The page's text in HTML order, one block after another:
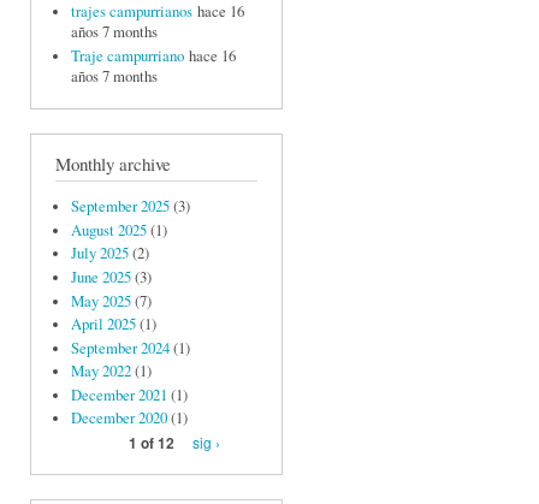
trajes campurrianos hace 16
años 7 months
Traje campurriano hace 16
años 7 months
Monthly archive
September 2025(3)
August 2025(1)
July 2025(2)
June 2025(3)
May 2025(7)
April 2025(1)
September 2024(1)
May 2022(1)
December 2021 (1)
December 2020(1)
1 of 12
sig ›